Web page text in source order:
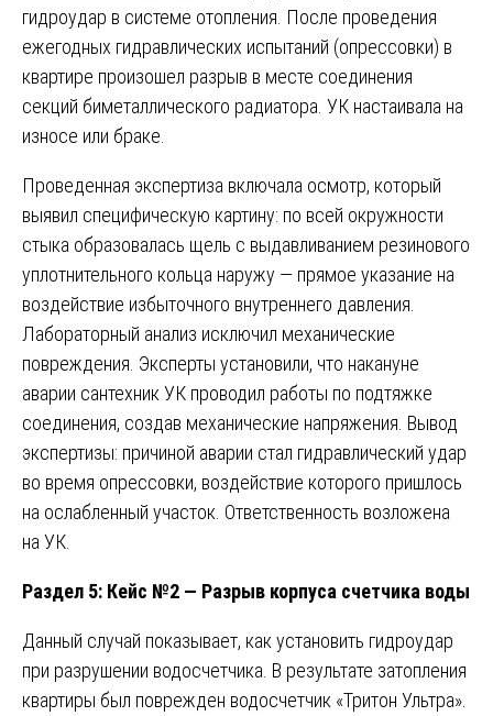
гидроудар в системе отопления. После проведения
ежегодных гидравлических испытаний (опрессовки) в
квартире произошел разрыв в месте соединения
секций биметаллического радиатора. УК настаивала на
износе или браке.
Проведенная экспертиза включала осмотр, который
выявил специфическую картину: по всей окружности
стыка образовалась щель с выдавливанием резинового
уплотнительного кольца наружу — прямое указание на
воздействие избыточного внутреннего давления.
Лабораторный анализ исключил механические
повреждения. Эксперты установили, что накануне
аварии сантехник УК проводил работы по подтяжке
соединения, создав механические напряжения. Вывод
экспертизы: причиной аварии стал гидравлический удар
во время опрессовки, воздействие которого пришлось
на ослабленный участок. Ответственность возложена
на УК.
Раздел 5: Кейс №2 — Разрыв корпуса счетчика воды
Данный случай показывает, как установить гидроудар
при разрушении водосчетчика. В результате затопления
квартиры был поврежден водосчетчик «Тритон Ультра».